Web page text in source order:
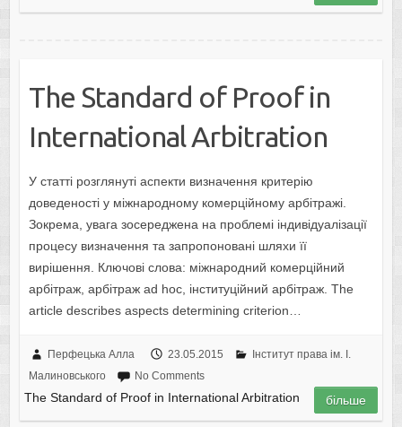
The Standard of Proof in
International Arbitration
У статті розглянуті аспекти визначення критерію
доведеності у міжнародному комерційному арбітражі.
Зокрема, увага зосереджена на проблемі індивідуалізації
процесу визначення та запропоновані шляхи її
вирішення. Ключові слова: міжнародний комерційний
арбітраж, арбітраж ad hoc, інституційний арбітраж. The
article describes aspects determining criterion…
Перфецька Алла 23.05.2015
Інститут права ім. І.
Малиновського
No Comments
The Standard of Proof in International Arbitration більше